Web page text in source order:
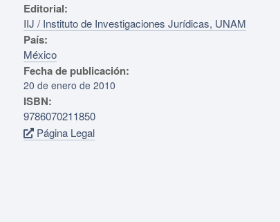
Editorial:
IIJ / Instituto de Investigaciones Jurídicas, UNAM
País:
México
Fecha de publicación:
20 de enero de 2010
ISBN:
9786070211850
Página Legal